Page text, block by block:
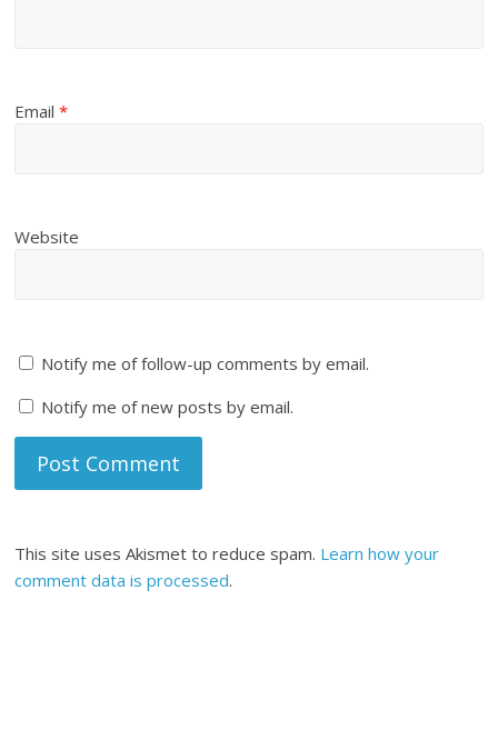
Email*
Website
Notify me of follow-up comments by email.
Notify me of new posts by email.
This site uses Akismet to reduce spam. Learn how your
comment data is processed.